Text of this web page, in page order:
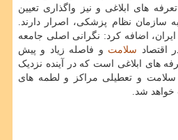
های ابلاغی و نیز واگذاری تعیین
نظام پزشکی، اصرار دارند.
اضافه کرد: نگرانی اصلی جامعه
اقتصاد سلامت و فاصله زیاد و پیش
های ابلاغی است که در آینده نزدیک
و تعطیلی مراکز و لطمه های
خواهد شد.